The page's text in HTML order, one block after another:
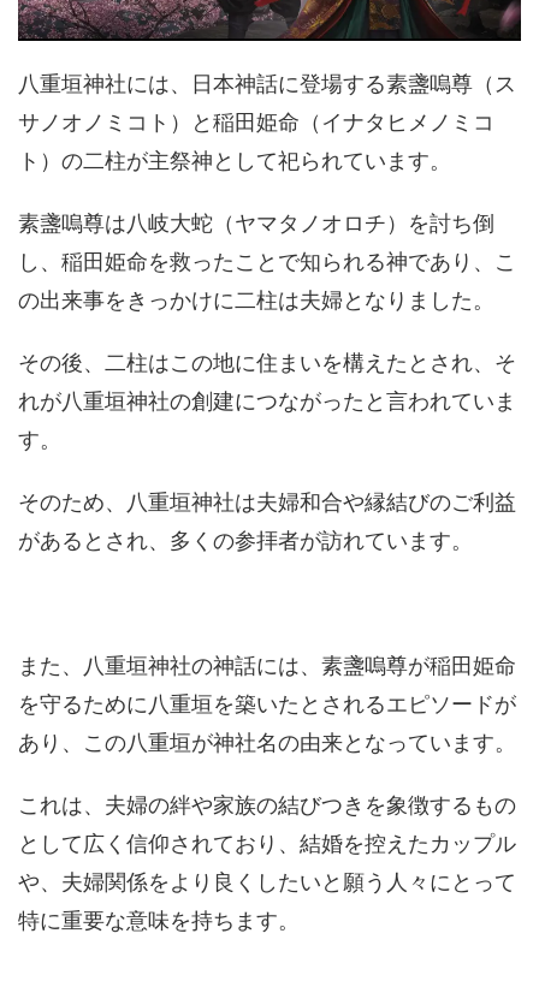
八重垣神社には、日本神話に登場する素盞嗚尊（ス
サノオノミコト）と稲田姫命（イナタヒメノミコ
ト）の二柱が主祭神として祀られています。
素盞嗚尊は八岐大蛇（ヤマタノオロチ）を討ち倒
し、稲田姫命を救ったことで知られる神であり、こ
の出来事をきっかけに二柱は夫婦となりました。
その後、二柱はこの地に住まいを構えたとされ、そ
れが八重垣神社の創建につながったと言われていま
す。
そのため、八重垣神社は夫婦和合や縁結びのご利益
があるとされ、多くの参拝者が訪れています。
また、八重垣神社の神話には、素盞嗚尊が稲田姫命
を守るために八重垣を築いたとされるエピソードが
あり、この八重垣が神社名の由来となっています。
これは、夫婦の絆や家族の結びつきを象徴するもの
として広く信仰されており、結婚を控えたカップル
や、夫婦関係をより良くしたいと願う人々にとって
特に重要な意味を持ちます。